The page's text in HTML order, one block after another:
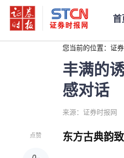
您当前的位置： 证
丰满的
感对话
来源：证券时报网
点赞 东方古典韵